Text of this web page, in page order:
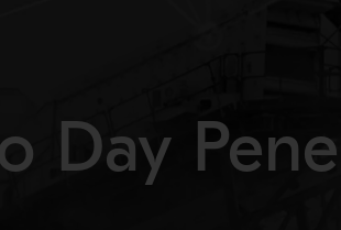
Day